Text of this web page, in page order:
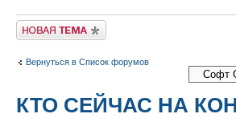
Новая тема
Вернуться в Список форумов
КТО СЕЙЧАС НА